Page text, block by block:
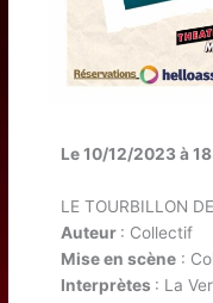
Le 10/12/2023 à
LE TOURBILLON
Auteur : Collectif
Mise en scène :
Interprètes : La